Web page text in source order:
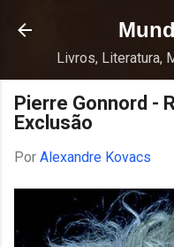
Pular para
Livros, Literatura,
Pierre Gonnord -
Exclusão
Por Alexandre Kovacs